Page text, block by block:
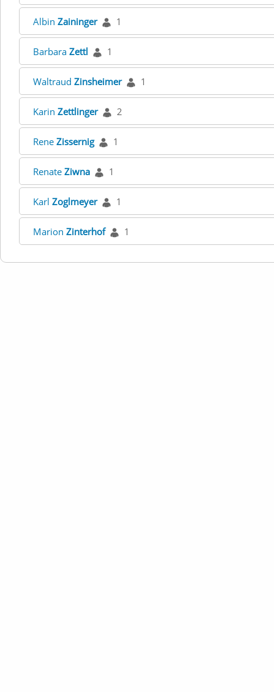
Albin Zaininger 1
Barbara Zettl 1
Waltraud Zinsheimer 1
Karin Zettlinger 2
Rene Zissernig 1
Renate Ziwna 1
Karl Zoglmeyer 1
Marion Zinterhof 1